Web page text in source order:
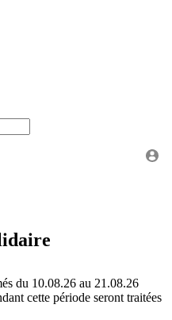
du 10.08.26 au 21.08.26
cette période seront traitées